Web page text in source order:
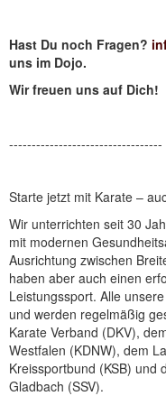
Hast Du noch Fragen?
uns im Dojo.
Wir freuen uns auf Dich!
----------------------------------
Starte jetzt mit Karate –
Wir unterrichten seit 30
mit modernen
Ausrichtung zwischen
haben aber auch einen
Leistungssport. Alle
und werden regelmäßig
Karate Verband (DKV),
Westfalen (KDNW), dem
Kreissportbund (KSB) und
Gladbach (SSV).